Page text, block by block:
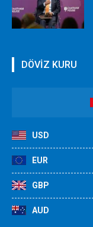
DÖVİZ KURU
USD
EUR
GBP
AUD